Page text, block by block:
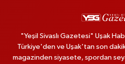
"Yeşil Sivaslı Gazetesi" Uşak
Türkiye'den ve Uşak'tan son
magazinden siyasete, spordan